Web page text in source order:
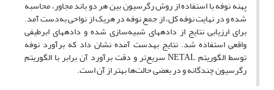
پهنه نوفه با استفاده از روش رگرسیون بین هر دو باند مجاور، محاسبه
شده و در نهایت نوفه کل، از جمع نوفه در هریک از نواحی به‌دست آمد.
برای ارزیابی نتایج از داده­های شبیه‌سازی شده و داده­های ابرطیفی
واقعی استفاده شد. نتایج بهدست آمده نشان داد که برآورد نوفه
توسط الگوریتم NETAL سریع‌تر و دقت برآورد آن برابر با الگوریتم
رگرسیون چندگانه و در بعضی حالت‌ها بهتر از آن است.